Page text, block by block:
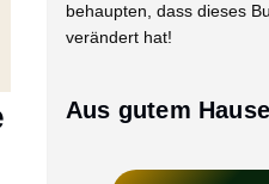
behaupten, dass dieses
verändert hat!
Aus gutem